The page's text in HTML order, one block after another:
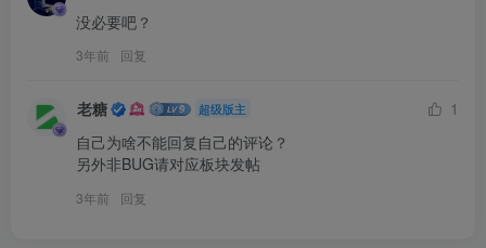
没必要吧？
3年前 回复
老糖 超级版主
1
自己为啥不能回复自己的评论？
另外非BUG请对应板块发帖
3年前 回复